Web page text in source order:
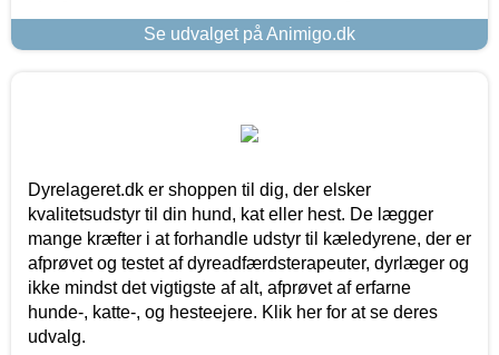
Se udvalget på Animigo.dk
Dyrelageret.dk er shoppen til dig, der elsker
kvalitetsudstyr til din hund, kat eller hest. De lægger
mange kræfter i at forhandle udstyr til kæledyrene, der er
afprøvet og testet af dyreadfærdsterapeuter, dyrlæger og
ikke mindst det vigtigste af alt, afprøvet af erfarne
hunde-, katte-, og hesteejere. Klik her for at se deres
udvalg.